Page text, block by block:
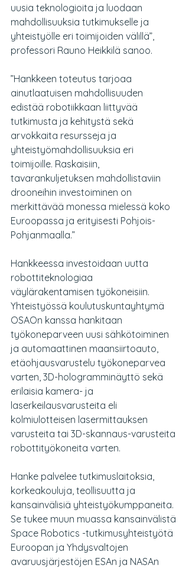
uusia teknologioita ja luodaan
mahdollisuuksia tutkimukselle ja
yhteistyölle eri toimijoiden välillä”,
professori Rauno Heikkilä sanoo.
”Hankkeen toteutus tarjoaa
ainutlaatuisen mahdollisuuden
edistää robotiikkaan liittyvää
tutkimusta ja kehitystä sekä
arvokkaita resursseja ja
yhteistyömahdollisuuksia eri
toimijoille. Raskaisiin,
tavarankuljetuksen mahdollistaviin
drooneihin investoiminen on
merkittävää monessa mielessä koko
Euroopassa ja erityisesti Pohjois-
Pohjanmaalla.”
Hankkeessa investoidaan uutta
robottiteknologiaa
väylärakentamisen työkoneisiin.
Yhteistyössä koulutuskuntayhtymä
OSAOn kanssa hankitaan
työkoneparveen uusi sähkötoiminen
ja automaattinen maansiirtoauto,
etäohjausvarustelu työkoneparvea
varten, 3D-hologramminäyttö sekä
erilaisia kamera- ja
laserkeilausvarusteita eli
kolmiulotteisen lasermittauksen
varusteita tai 3D-skannaus-varusteita
robottityökoneita varten.
Hanke palvelee tutkimuslaitoksia,
korkeakouluja, teollisuutta ja
kansainvälisiä yhteistyökumppaneita.
Se tukee muun muassa kansainvälistä
Space Robotics -tutkimusyhteistyötä
Euroopan ja Yhdysvaltojen
avaruusjärjestöjen ESAn ja NASAn